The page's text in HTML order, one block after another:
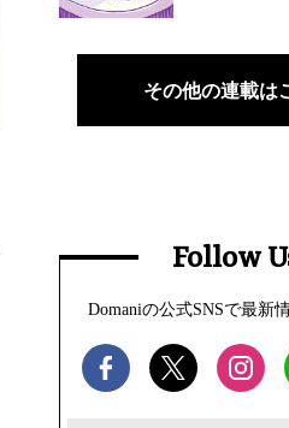
その他の連載は
Follow
Domaniの公式SNSで最新